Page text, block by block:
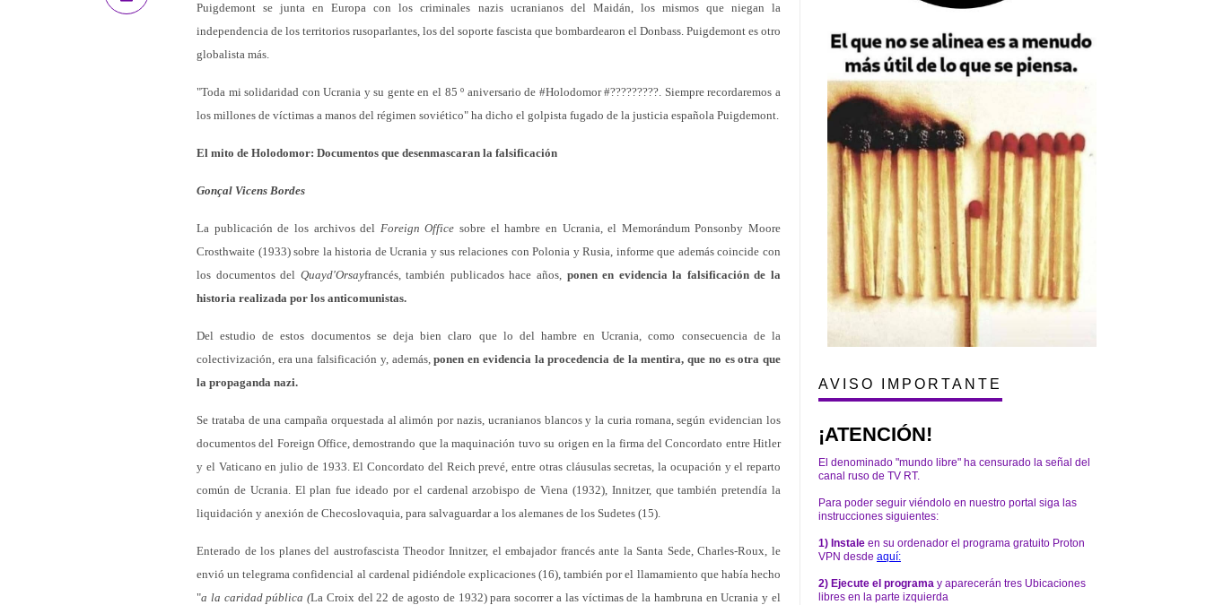
Puigdemont se junta en Europa con los criminales nazis ucranianos del Maidán, los mismos que niegan la
independencia de los territorios rusoparlantes, los del soporte fascista que bombardearon el Donbass. Puigdemont es otro
globalista más.
"Toda mi solidaridad con Ucrania y su gente en el 85 º aniversario de #Holodomor #?????????. Siempre recordaremos a
los millones de víctimas a manos del régimen soviético" ha dicho el golpista fugado de la justicia española Puigdemont.
El mito de Holodomor: Documentos que desenmascaran la falsificación
Gonçal Vicens Bordes
La publicación de los archivos del Foreign Office sobre el hambre en Ucrania, el Memorándum Ponsonby Moore
Crosthwaite (1933) sobre la historia de Ucrania y sus relaciones con Polonia y Rusia, informe que además coincide con
los documentos del Quayd'Orsayfrancés, también publicados hace años, ponen en evidencia la falsificación de la
historia realizada por los anticomunistas.
Del estudio de estos documentos se deja bien claro que lo del hambre en Ucrania, como consecuencia de la
colectivización, era una falsificación y, además,ponen en evidencia la procedencia de la mentira, que no es otra que
la propaganda nazi.
Se trataba de una campaña orquestada al alimón por nazis, ucranianos blancos y la curia romana, según evidencian los
documentos del Foreign Office, demostrando que la maquinación tuvo su origen en la firma del Concordato entre Hitler
y el Vaticano en julio de 1933. El Concordato del Reich prevé, entre otras cláusulas secretas, la ocupación y el reparto
común de Ucrania. El plan fue ideado por el cardenal arzobispo de Viena (1932), Innitzer, que también pretendía la
liquidación y anexión de Checoslovaquia, para salvaguardar a los alemanes de los Sudetes (15).
Enterado de los planes del austrofascista Theodor Innitzer, el embajador francés ante la Santa Sede, Charles-Roux, le
envió un telegrama confidencial al cardenal pidiéndole explicaciones (16), también por el llamamiento que había hecho
"a la caridad pública (La Croix del 22 de agosto de 1932) para socorrer a las víctimas de la hambruna en Ucrania y el
AVISO IMPORTANTE
¡ATENCIÓN!
El denominado "mundo libre" ha censurado la señal del
canal ruso de TV RT.
Para poder seguir viéndolo en nuestro portal siga las
instrucciones siguientes:
1) Instale en su ordenador el programa gratuito Proton
VPN desde aquí:
2) Ejecute el programa y aparecerán tres Ubicaciones
libres en la parte izquierda